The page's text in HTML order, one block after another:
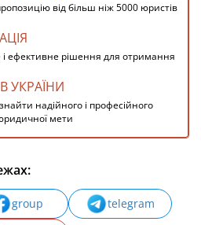
від більш ніж 5000 юристів
ефективне рішення для отримання
УКРАЇНИ
надійного і професійного
мети
group
telegram